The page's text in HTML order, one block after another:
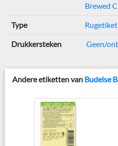
Brewed
Type Rugetiket
Drukkersteken Geen/
Andere etiketten van Budelse